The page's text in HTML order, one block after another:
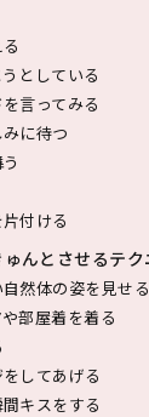
としている
言ってみる
に待つ
付ける
んとさせるテ
然体の姿を見せる
部屋着を着る
してあげる
キスをする